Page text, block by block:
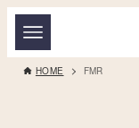
HOME FMR